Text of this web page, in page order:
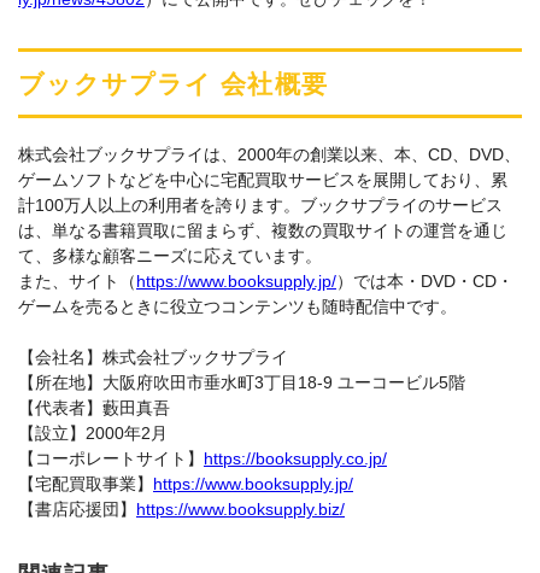
ブックサプライ 会社概要
株式会社ブックサプライは、2000年の創業以来、本、CD、DVD、
ゲームソフトなどを中心に宅配買取サービスを展開しており、累
計100万人以上の利用者を誇ります。ブックサプライのサービス
は、単なる書籍買取に留まらず、複数の買取サイトの運営を通じ
て、多様な顧客ニーズに応えています。
また、サイト（https://www.booksupply.jp/）では本・DVD・CD・
ゲームを売るときに役立つコンテンツも随時配信中です。
【会社名】株式会社ブックサプライ
【所在地】大阪府吹田市垂水町3丁目18-9 ユーコービル5階
【代表者】藪田真吾
【設立】2000年2月
【コーポレートサイト】 https://booksupply.co.jp/
【宅配買取事業】 https://www.booksupply.jp/
【書店応援団】 https://www.booksupply.biz/